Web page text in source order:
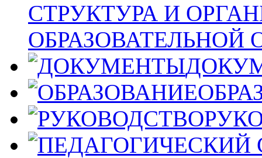
СТРУКТУРА И
ОБРАЗОВАТЕЛЬНОЙ